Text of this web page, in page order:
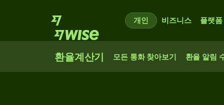
개인 비즈니스 플랫폼
환율계산기 모든 통화 찾아보기 환율 알림